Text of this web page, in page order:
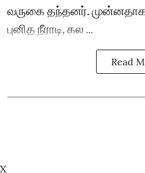
வருகை தந்தனர்.
புனித நீராடி, கல ...
Read
X